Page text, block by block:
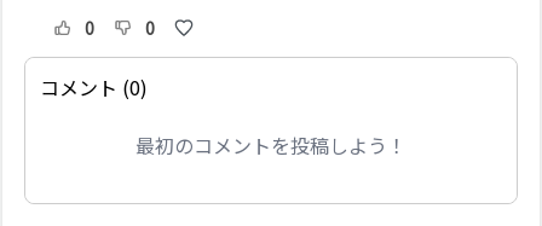
0 0
コメント (0)
最初のコメントを投稿しよう！